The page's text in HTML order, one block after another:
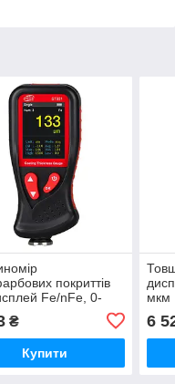
покриттів
Fe/nFe, 0-
₴
Купити
мкм
6